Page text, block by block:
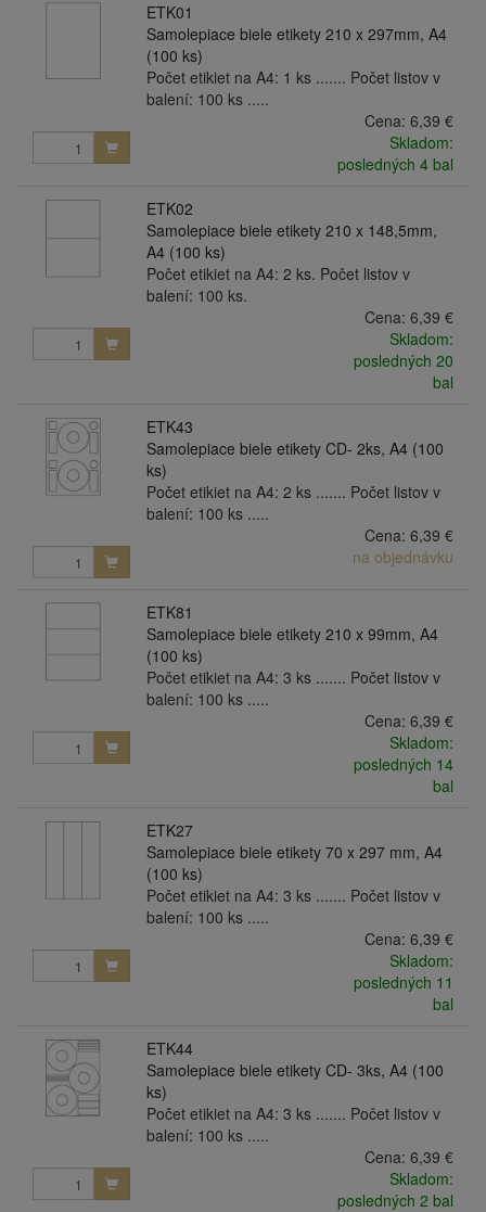
ETK01
Samolepiace biele etikety 210 x 297mm, A4
(100 ks)
Počet etikiet na A4: 1 ks ....... Počet listov v
balení: 100 ks .....
Cena: 6,39 €
Skladom:
posledných 4 bal
ETK02
Samolepiace biele etikety 210 x 148,5mm,
A4 (100 ks)
Počet etikiet na A4: 2 ks. Počet listov v
balení: 100 ks.
Cena: 6,39 €
Skladom:
posledných 20
bal
ETK43
Samolepiace biele etikety CD- 2ks, A4 (100
ks)
Počet etikiet na A4: 2 ks ....... Počet listov v
balení: 100 ks .....
Cena: 6,39 €
na objednávku
ETK81
Samolepiace biele etikety 210 x 99mm, A4
(100 ks)
Počet etikiet na A4: 3 ks ....... Počet listov v
balení: 100 ks .....
Cena: 6,39 €
Skladom:
posledných 14
bal
ETK27
Samolepiace biele etikety 70 x 297 mm, A4
(100 ks)
Počet etikiet na A4: 3 ks ....... Počet listov v
balení: 100 ks .....
Cena: 6,39 €
Skladom:
posledných 11
bal
ETK44
Samolepiace biele etikety CD- 3ks, A4 (100
ks)
Počet etikiet na A4: 3 ks ....... Počet listov v
balení: 100 ks .....
Cena: 6,39 €
Skladom:
posledných 2 bal